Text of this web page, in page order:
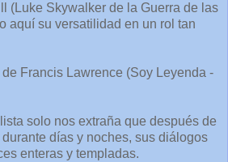
(Luke Skywalker de la Guerra de las
aquí su versatilidad en un rol tan
Francis Lawrence (Soy Leyenda -
solo nos extraña que después de
días y noches, sus diálogos
enteras y templadas.